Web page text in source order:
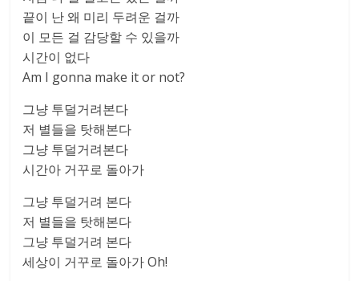
끝이 난 왜 미리 두려운 걸까
이 모든 걸 감당할 수 있을까
시간이 없다
Am I gonna make it or not?
그냥 투덜거려본다
저 별들을 탓해본다
그냥 투덜거려본다
시간아 거꾸로 돌아가
그냥 투덜거려 본다
저 별들을 탓해본다
그냥 투덜거려 본다
세상이 거꾸로 돌아가 Oh!